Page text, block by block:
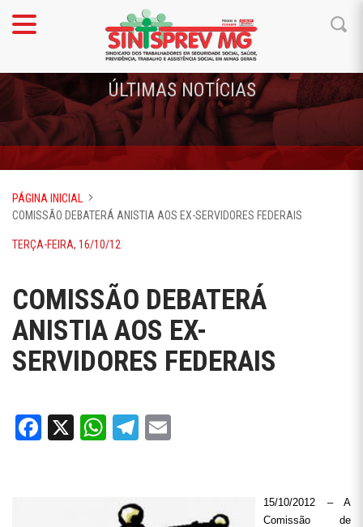
ÚLTIMAS NOTÍCIAS
PÁGINA INICIAL
COMISSÃO DEBATERÁ ANISTIA AOS EX-SERVIDORES FEDERAIS
TERÇA-FEIRA, 16/10/12
COMISSÃO DEBATERÁ
ANISTIA AOS EX-
SERVIDORES FEDERAIS
Facebook
X WhatsApp
Telegram
15/10/2012 – A
Comissão de